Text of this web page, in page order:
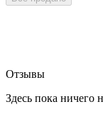
Отзывы
Здесь пока ничего